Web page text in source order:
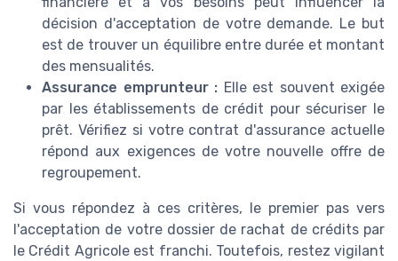
décision d'acceptation de votre demande. Le but
est de trouver un équilibre entre durée et montant
des mensualités.
Assurance emprunteur : Elle est souvent exigée
par les établissements de crédit pour sécuriser le
prêt. Vérifiez si votre contrat d'assurance actuelle
répond aux exigences de votre nouvelle offre de
regroupement.
Si vous répondez à ces critères, le premier pas vers
l'acceptation de votre dossier de rachat de crédits par
le Crédit Agricole est franchi. Toutefois, restez vigilant